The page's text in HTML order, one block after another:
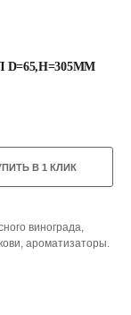
В 1 КЛИК
винограда,
ароматизаторы.